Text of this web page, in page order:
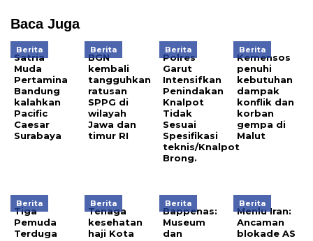
Baca Juga
Berita
Satria
Muda
Pertamina
Bandung
kalahkan
Pacific
Caesar
Surabaya
Berita
BGN
kembali
tangguhkan
ratusan
SPPG di
wilayah
Jawa dan
timur RI
Berita
Polres
Garut
Intensifkan
Penindakan
Knalpot
Tidak
Sesuai
Spesifikasi
teknis/Knalpot
Brong.
Berita
Kemensos
penuhi
kebutuhan
dampak
konflik dan
korban
gempa di
Malut
Berita
Tiga
Pemuda
Terduga
Berita
Tenaga
kesehatan
haji Kota
Berita
Bappenas:
Museum
dan
Berita
Menlu Iran:
Ancaman
blokade AS